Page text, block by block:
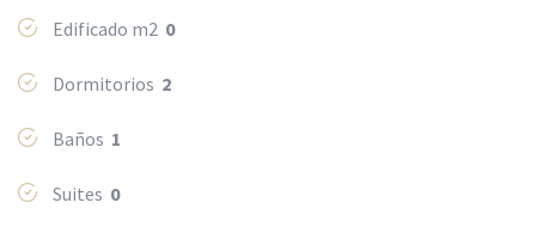
Edificado m2 0
Dormitorios 2
Baños 1
Suites 0